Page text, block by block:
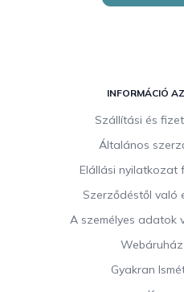
INFORMÁCIÓ
Szállítási és
Általános
Elállási nyilatkozat
Szerződéstől való
A személyes adatok
Gyakran